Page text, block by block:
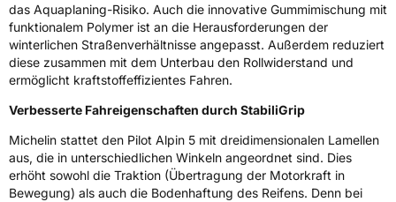
Herstellerkontakt
MANUFACTURE FRANCAISE DES
PNEUMATIQUES MICHELIN, place des
Carmes-Déchaux 23 63000 Clermont-
Ferrand Frankreich, contact@tc.michelin.eu
das Aquaplaning-Risiko. Auch die innovative Gummimischung mit
funktionalem Polymer ist an die Herausforderungen der
winterlichen Straßenverhältnisse angepasst. Außerdem reduziert
diese zusammen mit dem Unterbau den Rollwiderstand und
ermöglicht kraftstoffeffizientes Fahren.
Verbesserte Fahreigenschaften durch StabiliGrip
Michelin stattet den Pilot Alpin 5 mit dreidimensionalen Lamellen
aus, die in unterschiedlichen Winkeln angeordnet sind. Dies
erhöht sowohl die Traktion (Übertragung der Motorkraft in
Bewegung) als auch die Bodenhaftung des Reifens. Denn bei